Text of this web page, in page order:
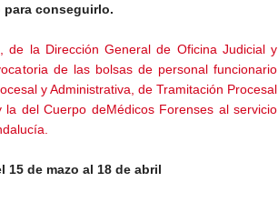
conseguirlo.
de la Dirección General de Oficina Judicial y
de las bolsas de personal funcionario
y Administrativa, de Tramitación Procesal
la del Cuerpo deMédicos Forenses al servicio
de mazo al 18 de abril